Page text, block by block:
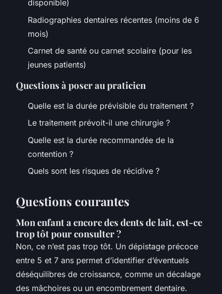
disponible)
Radiographies dentaires récentes (moins de 6
mois)
Carnet de santé ou carnet scolaire (pour les
jeunes patients)
Questions à poser au praticien
Quelle est la durée prévisible du traitement ?
Le traitement prévoit-il une chirurgie ?
Quelle est la durée recommandée de la
contention ?
Quels sont les risques de récidive ?
Questions courantes
Mon enfant a encore des dents de lait, est-ce
trop tôt pour consulter ?
Non, ce n’est pas trop tôt. Un dépistage précoce
entre 5 et 7 ans permet d’identifier d’éventuels
déséquilibres de croissance, comme un décalage
des mâchoires ou un encombrement dentaire.